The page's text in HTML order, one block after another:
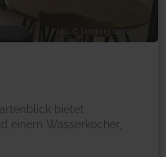
Foto: © booking.com
bietet
einem Wasserkocher,